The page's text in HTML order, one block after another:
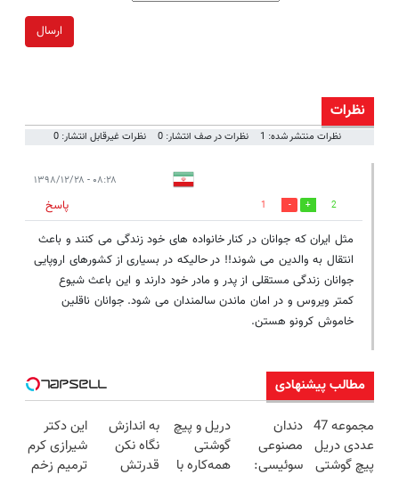
ارسال
نظرات
نظرات منتشر شده: 1 نظرات در صف انتشار: 0 نظرات غیرقابل انتشار: 0
۰۸:۲۸ - ۱۳۹۸/۱۲/۲۸
2
1
پاسخ
مثل ایران که جوانان در کنار خانواده های خود زندگی می کنند و باعث
انتقال به والدین می شوند!! در حالیکه در بسیاری از کشورهای اروپایی
جوانان زندگی مستقلی از پدر و مادر خود دارند و این باعث شیوع
کمتر ویروس و در امان ماندن سالمندان می شود. جوانان ناقلین
خاموش کرونو هستن.
مطالب پیشنهادی
مجموعه 47
عددی دریل
پیچ گوشتی
دندان
مصنوعی
سوئیسی:
دریل و پیچ
گوشتی
همه‌کاره با
به اندازش
نگاه نکن
قدرتش
این دکتر
شیرازی کرم
ترمیم زخم